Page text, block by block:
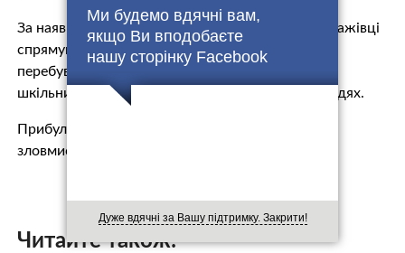
Ми будемо вдячні вам,
якщо Ви вподобаєте
нашу сторінку Facebook
Дуже вдячні за Вашу підтримку. Закрити!
За наявними даними, водій на орендованій вантажівці
спрямував транспортний засіб на пішоходів, які
перебували на велосипедній доріжці, врізався в
шкільний автобус, а потім відкрив вогонь по людях.
Прибулі на місце правоохоронці застрелили
зловмисника.
Читайте також: